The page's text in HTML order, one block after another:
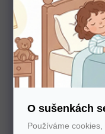
O sušenkách
Používáme
Potřebujete
Nechte nám na
poradíme